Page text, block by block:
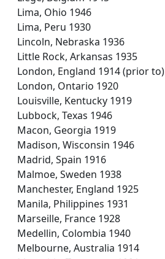
Lima, Ohio 1946
Lima, Peru 1930
Lincoln, Nebraska 1936
Little Rock, Arkansas 1935
London, England 1914 (prior to)
London, Ontario 1920
Louisville, Kentucky 1919
Lubbock, Texas 1946
Macon, Georgia 1919
Madison, Wisconsin 1946
Madrid, Spain 1916
Malmoe, Sweden 1938
Manchester, England 1925
Manila, Philippines 1931
Marseille, France 1928
Medellin, Colombia 1940
Melbourne, Australia 1914